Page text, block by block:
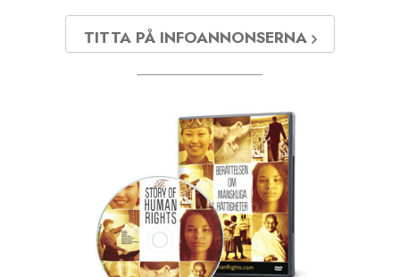
TITTA PÅ INFOANNONSERNA